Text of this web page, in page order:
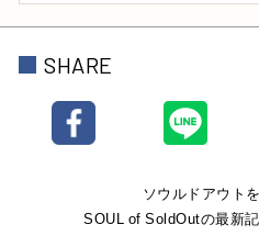
SHARE
ソウルドアウト
SOUL of SoldOutの最新